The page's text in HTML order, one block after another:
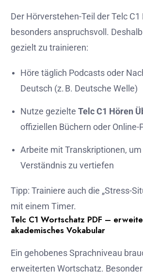
Der Hörverstehen-Teil der Telc
besonders anspruchsvoll.
gezielt zu trainieren:
Höre täglich Podcasts oder
Deutsch (z. B. Deutsche Welle)
Nutze gezielte Telc C1 Hören
offiziellen Büchern oder
Arbeite mit Transkriptionen, um
Verständnis zu vertiefen
Tipp: Trainiere auch die „Stress-
mit einem Timer.
Telc C1 Wortschatz PDF –
akademisches Vokabular
Ein gehobenes Sprachniveau
erweiterten Wortschatz.